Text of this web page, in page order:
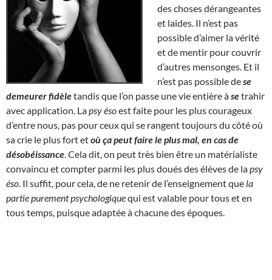
des choses dérangeantes
et laides. Il n’est pas
possible d’aimer la vérité
et de mentir pour couvrir
d’autres mensonges. Et il
n’est pas possible dese
demeurer fidèletandis que l’on passe une vie entière àsetrahir
avec application. Lapsy ésoest faite pour les plus courageux
d’entre nous, pas pour ceux qui se rangent toujours du côté où
sa crie le plus fort etoù ça peut faire le plus mal, en cas de
désobéissance . Cela dit, on peut très bien être un matérialiste
convaincu et compter parmi les plus doués des élèves de lapsy
éso . Il suffit, pour cela, de ne retenir de l’enseignement que la
partie purement psychologiquequi est valable pour tous et en
tous temps, puisque adaptée à chacune des époques.